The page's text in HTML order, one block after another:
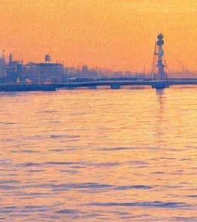
цветам
для печати